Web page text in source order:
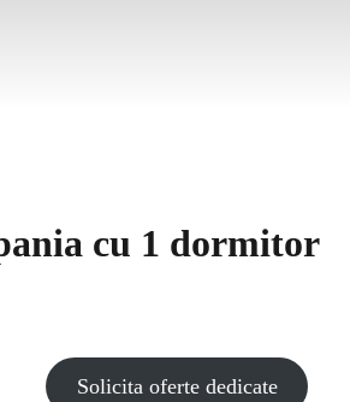
cu 1 dormitor
Solicita oferte dedicate